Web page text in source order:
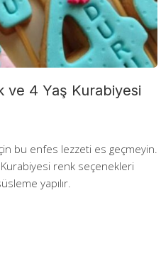
ve 4 Yaş Kurabiyesi
bu enfes lezzeti es geçmeyin.
renk seçenekleri
yapılır.